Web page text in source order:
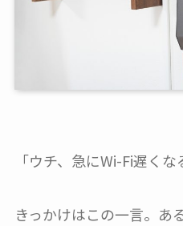
「ウチ、急にWi-Fi遅くな
きっかけはこの一言。あ